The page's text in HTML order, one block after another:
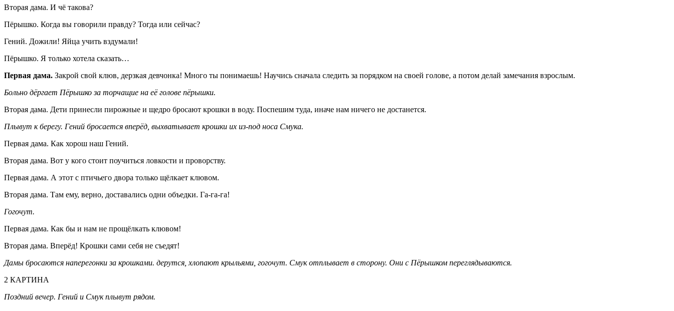
Вторая дама. И чё такова?
Пёрышко. Когда вы говорили правду? Тогда или сейчас?
Гений. Дожили! Яйца учить вздумали!
Пёрышко. Я только хотела сказать…
Первая дама. Закрой свой клюв, дерзкая девчонка! Много ты понимаешь! Научись сначала следить за порядком на своей голове, а потом делай замечания взрослым.
Больно дёргает Пёрышко за торчащие на её голове пёрышки.
Вторая дама. Дети принесли пирожные и щедро бросают крошки в воду. Поспешим туда, иначе нам ничего не достанется.
Плывут к берегу. Гений бросается вперёд, выхватывает крошки их из-под носа Смука.
Первая дама. Как хорош наш Гений.
Вторая дама. Вот у кого стоит поучиться ловкости и проворству.
Первая дама. А этот с птичьего двора только щёлкает клювом.
Вторая дама. Там ему, верно, доставались одни объедки. Га-га-га!
Гогочут.
Первая дама. Как бы и нам не прощёлкать клювом!
Вторая дама. Вперёд! Крошки сами себя не съедят!
Дамы бросаются наперегонки за крошками. дерутся, хлопают крыльями, гогочут. Смук отплывает в сторону. Они с Пёрышком переглядываются.
2 КАРТИНА
Поздний вечер. Гений и Смук плывут рядом.